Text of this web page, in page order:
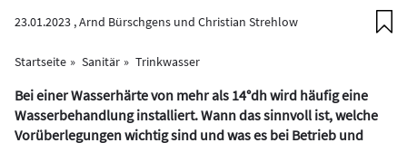
23.01.2023 ,Arnd Bürschgens und Christian Strehlow
Startseite Sanitär Trinkwasser
Bei einer Wasserhärte von mehr als 14°dh wird häufig eine
Wasserbehandlung installiert. Wann das sinnvoll ist, welche
Vorüberlegungen wichtig sind und was es bei Betrieb und